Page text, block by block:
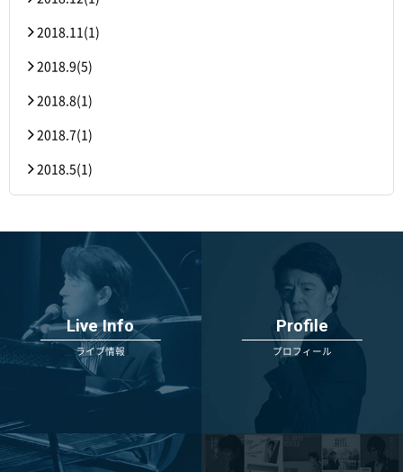
2018.11(1)
2018.9(5)
2018.8(1)
2018.7(1)
2018.5(1)
Live Info
ライブ情報
Profile
プロフィール